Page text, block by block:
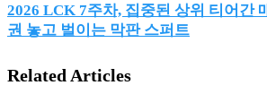
2026 LCK 7주차, 집중된 상위 티어간
권 놓고 벌이는 막판 스퍼트
Related Articles